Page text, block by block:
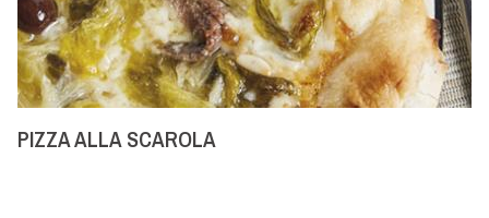
PIZZA ALLA SCAROLA